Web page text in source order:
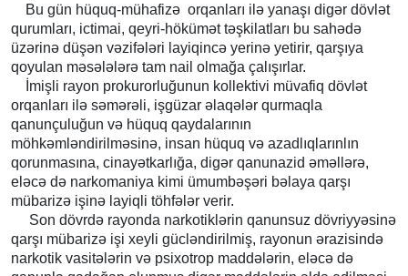
Bu gün hüquq-mühafizə orqanları ilə yanaşı digər dövlət
qurumları, ictimai, qeyri-hökümət təşkilatları bu sahədə
üzərinə düşən vəzifələri layiqincə yerinə yetirir, qarşıya
qoyulan məsələlərə tam nail olmağa çalışırlar.
İmişli rayon prokurorluğunun kollektivi müvafiq dövlət
orqanları ilə səmərəli, işgüzar əlaqələr qurmaqla
qanunçuluğun və hüquq qaydalarının
möhkəmləndirilməsinə, insan hüquq və azadlıqlarınlın
qorunmasına, cinayətkarlığa, digər qanunazid əməllərə,
eləcə də narkomaniya kimi ümumbəşəri bəlaya qarşı
mübarizə işinə layiqli töhfələr verir.
Son dövrdə rayonda narkotiklərin qanunsuz dövriyyəsinə
qarşı mübarizə işi xeyli gücləndirilmiş, rayonun ərazisində
narkotik vasitələrin və psixotrop maddələrin, eləcə də